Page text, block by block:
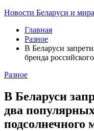
Новости Беларуси и мира
Главная
Разное
В Беларуси
бренда
Разное
В Беларуси
два
подсолнечного